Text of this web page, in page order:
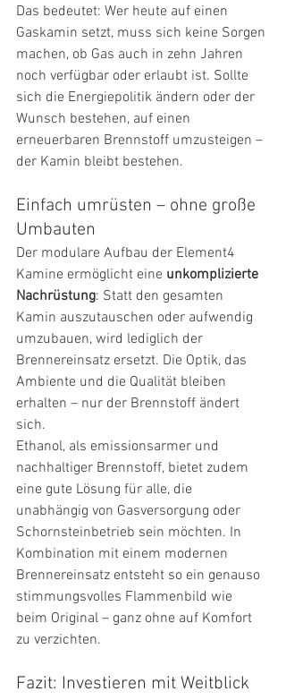
Das bedeutet: Wer heute auf einen
Gaskamin setzt, muss sich keine Sorgen
machen, ob Gas auch in zehn Jahren
noch verfügbar oder erlaubt ist. Sollte
sich die Energiepolitik ändern oder der
Wunsch bestehen, auf einen
erneuerbaren Brennstoff umzusteigen –
der Kamin bleibt bestehen.
Einfach umrüsten – ohne große
Umbauten
Der modulare Aufbau der Element4
Kamine ermöglicht eine unkomplizierte
Nachrüstung: Statt den gesamten
Kamin auszutauschen oder aufwendig
umzubauen, wird lediglich der
Brennereinsatz ersetzt. Die Optik, das
Ambiente und die Qualität bleiben
erhalten – nur der Brennstoff ändert
sich.
Ethanol, als emissionsarmer und
nachhaltiger Brennstoff, bietet zudem
eine gute Lösung für alle, die
unabhängig von Gasversorgung oder
Schornsteinbetrieb sein möchten. In
Kombination mit einem modernen
Brennereinsatz entsteht so ein genauso
stimmungsvolles Flammenbild wie
beim Original – ganz ohne auf Komfort
zu verzichten.
Fazit: Investieren mit Weitblick